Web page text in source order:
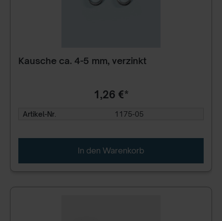
Kausche ca. 4-5 mm, verzinkt
1,26 €*
Artikel-Nr. 1175-05
In den Warenkorb